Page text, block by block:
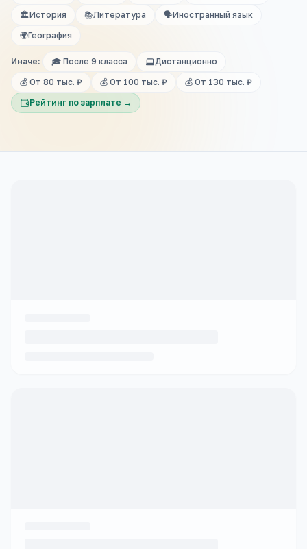
🏛️История 📚Литература 🗣️Иностранный язык
🌍География
Иначе: 🎓 После 9 класса
Дистанционно
💰 От 80 тыс. ₽
💰 От 100 тыс. ₽
💰 От 130 тыс. ₽
Рейтинг по зарплате →